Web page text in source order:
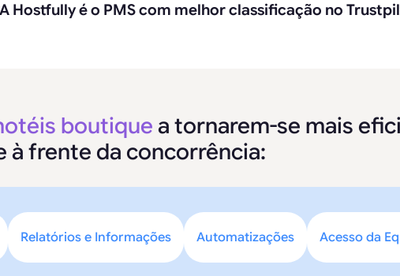
A Hostfully é o PMS com melhor classificação no
boutique a tornarem-se mais
à frente da concorrência:
Relatórios e Informações Automatizações Acesso da